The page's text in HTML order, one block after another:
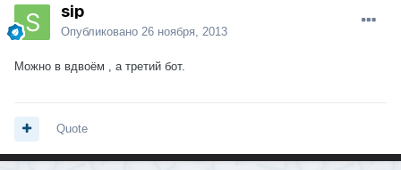
sip
Опубликовано 26 ноября, 2013
Можно в вдвоём , а третий бот.
Quote